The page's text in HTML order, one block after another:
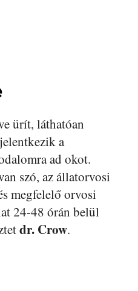
ürít, láthatóan
a
ad okot.
szó, az állatorvosi
megfelelő orvosi
24-48 órán belül
dr. Crow.